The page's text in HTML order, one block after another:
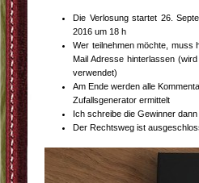
Die Verlosung startet 26.
2016 um 18 h
Wer teilnehmen möchte, muss
Mail Adresse hinterlassen
verwendet)
Am Ende werden alle
Zufallsgenerator ermittelt
Ich schreibe die Gewinner
Der Rechtsweg ist